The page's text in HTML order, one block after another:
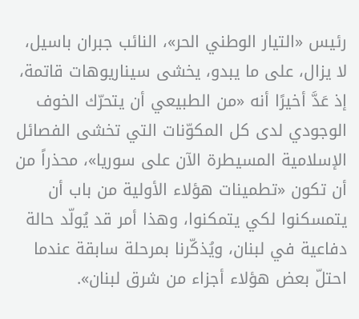
رئيس «التيار الوطني الحر»، النائب جبران باسيل،
لا يزال، على ما يبدو، يخشى سيناريوهات قاتمة،
إذ عَدَّ أخيرًا أنه «من الطبيعي أن يتحرّك الخوف
الوجودي لدى كل المكوّنات التي تخشى الفصائل
الإسلامية المسيطرة الآن على سوريا»، محذراً من
أن تكون «تطمينات هؤلاء الأولية من باب أن
يتمسكنوا لكي يتمكنوا، وهذا أمر قد يُولّد حالة
دفاعية في لبنان، ويُذكّرنا بمرحلة سابقة عندما
احتلّ بعض هؤلاء أجزاء من شرق لبنان».